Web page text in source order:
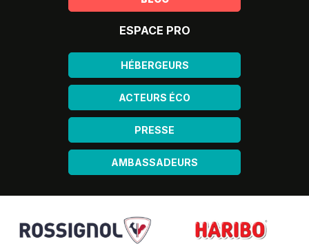
ESPACE PRO
HÉBERGEURS
ACTEURS ÉCO
PRESSE
AMBASSADEURS